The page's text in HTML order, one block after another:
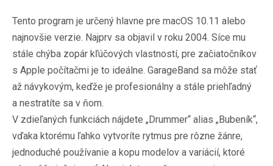
Tento program je určený hlavne pre macOS 10.11 alebo
najnovšie verzie. Najprv sa objavil v roku 2004. Síce mu
stále chýba zopár kľúčových vlastností, pre začiatočníkov
s Apple počítačmi je to ideálne. GarageBand sa môže stať
až návykovým, keďže je profesionálny a stále priehľadný
a nestratíte sa v ňom.
V zdieľaných funkciách nájdete „Drummer“ alias „Bubeník“,
vďaka ktorému ľahko vytvoríte rytmus pre rôzne žánre,
jednoduché používanie a kopu modelov a variácií, ktoré